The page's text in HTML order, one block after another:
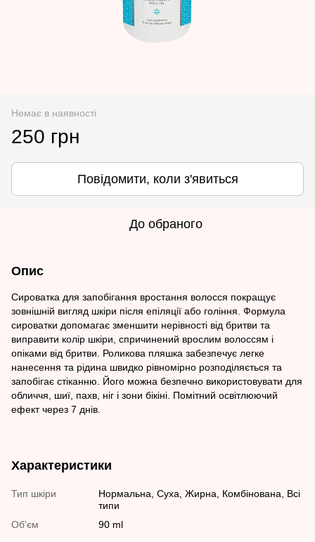
Немає в наявності
250 грн
Повідомити, коли з'явиться
До обраного
Опис
Сироватка для запобігання вростання волосся покращує
зовнішній вигляд шкіри після епіляції або гоління. Формула
сироватки допомагає зменшити нерівності від бритви та
виправити колір шкіри, спричинений врослим волоссям і
опіками від бритви. Роликова пляшка забезпечує легке
нанесення та рідина швидко рівномірно розподіляється та
запобігає стіканню. Його можна безпечно використовувати для
обличчя, шиї, пахв, ніг і зони бікіні. Помітний освітлюючий
ефект через 7 днів.
Характеристики
Тип шкіри
Нормальна, Суха, Жирна, Комбінована, Всі
типи
Обʼєм
90 ml